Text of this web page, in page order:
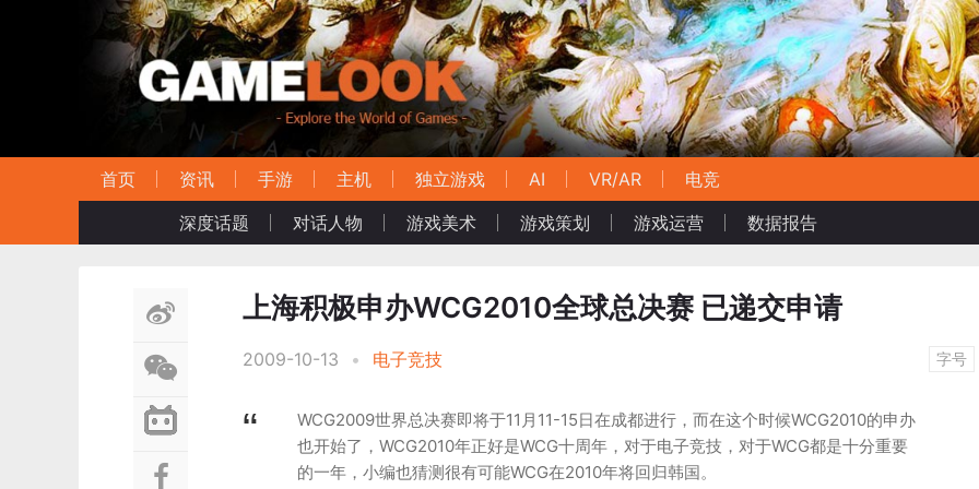
首页 资讯 手游 主机 独立游戏 AI VR/AR
电竞
深度话题
对话人物 游戏美术 游戏策划 游戏运营 数据报告
上海积极申办WCG2010全球总决赛 已递交申请
2009-10-13 • 电子竞技 字号
WCG2009世界总决赛即将于11月11-15日在成都进行，而在这个时候WCG2010的申办
也开始了，WCG2010年正好是WCG十周年，对于电子竞技，对于WCG都是十分重要
的一年，小编也猜测很有可能WCG在2010年将回归韩国。